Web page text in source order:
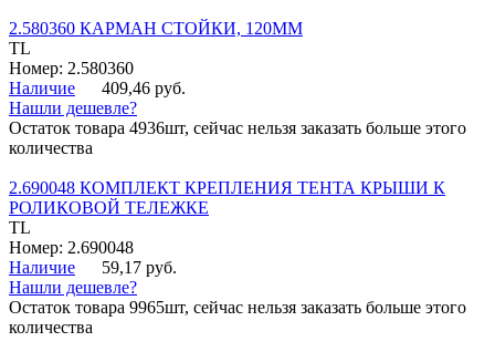
2.580360 КАРМАН СТОЙКИ, 120ММ
TL
Номер: 2.580360
Наличие
409,46 руб.
Нашли дешевле?
Остаток товара 4936шт, сейчас нельзя заказать больше этого
количества
2.690048 КОМПЛЕКТ КРЕПЛЕНИЯ ТЕНТА КРЫШИ К
РОЛИКОВОЙ ТЕЛЕЖКЕ
TL
Номер: 2.690048
Наличие
59,17 руб.
Нашли дешевле?
Остаток товара 9965шт, сейчас нельзя заказать больше этого
количества